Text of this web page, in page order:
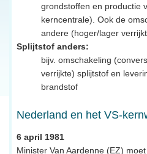
grondstoffen en productie
kerncentrale). Ook de
andere (hoger/lager
Splijtstof anders:
bijv. omschakeling
verrijkte) splijtstof en
brandstof
Nederland en het VS-
6 april 1981
Minister Van Aardenne (EZ)